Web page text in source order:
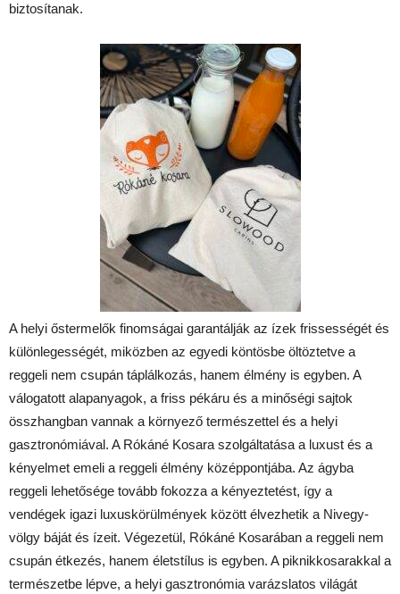
biztosítanak.
A helyi őstermelők finomságai garantálják az ízek frissességét és
különlegességét, miközben az egyedi köntösbe öltöztetve a
reggeli nem csupán táplálkozás, hanem élmény is egyben. A
válogatott alapanyagok, a friss pékáru és a minőségi sajtok
összhangban vannak a környező természettel és a helyi
gasztronómiával. A Rókáné Kosara szolgáltatása a luxust és a
kényelmet emeli a reggeli élmény középpontjába. Az ágyba
reggeli lehetősége tovább fokozza a kényeztetést, így a
vendégek igazi luxuskörülmények között élvezhetik a Nivegy-
völgy báját és ízeit. Végezetül, Rókáné Kosarában a reggeli nem
csupán étkezés, hanem életstílus is egyben. A piknikkosarakkal a
természetbe lépve, a helyi gasztronómia varázslatos világát